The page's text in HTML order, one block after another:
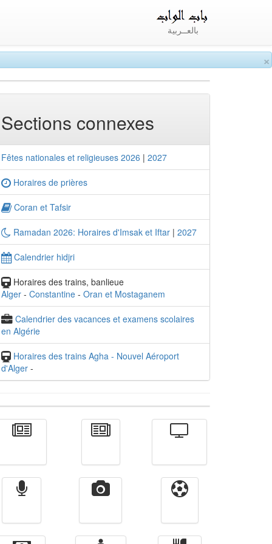
×
بالعــربية
Sections connexes
Fêtes nationales et religieuses 2026 | 2027
Horaires de prières
Coran et Tafsir
Ramadan 2026: Horaires d'Imsak et Iftar | 2027
Calendrier hidjri
Horaires des trains, banlieue
Alger - Constantine - Oran et Mostaganem
Calendrier des vacances et examens scolaires
en Algérie
Horaires des trains Agha - Nouvel Aéroport
d'Alger -